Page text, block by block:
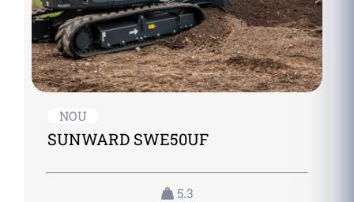
NOU
SUNWARD SWE50UF
5.3